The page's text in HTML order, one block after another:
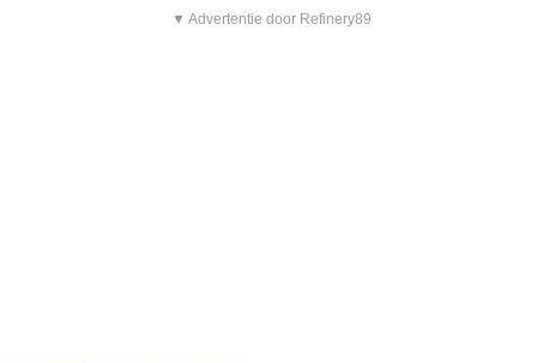
▼ Advertentie door Refinery89